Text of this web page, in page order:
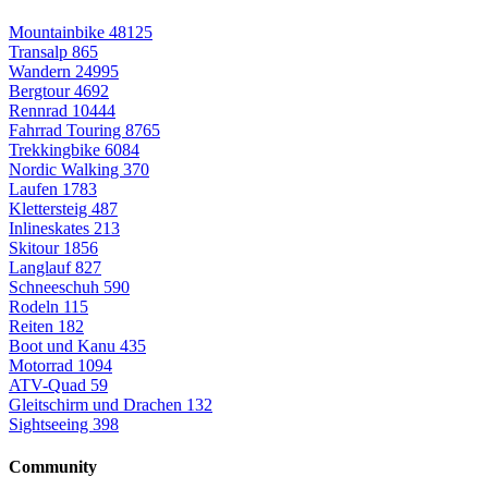
Mountainbike 48125
Transalp 865
Wandern 24995
Bergtour4692
Rennrad 10444
Fahrrad Touring 8765
Trekkingbike 6084
Nordic Walking 370
Laufen 1783
Klettersteig 487
Inlineskates 213
Skitour 1856
Langlauf827
Schneeschuh 590
Rodeln 115
Reiten 182
Boot und Kanu 435
Motorrad 1094
ATV-Quad 59
Gleitschirm und Drachen 132
Sightseeing 398
Community